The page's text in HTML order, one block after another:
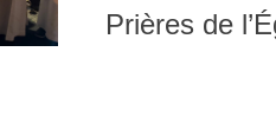
Prières de